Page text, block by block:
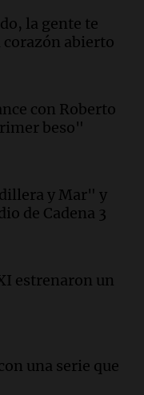
en el auto:
empleo
| Por
la gente te
abierto
con Roberto
beso"
y Mar" y
de Cadena 3
estrenaron un
una serie que